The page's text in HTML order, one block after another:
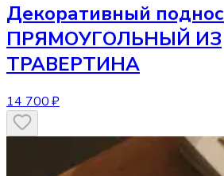
Декоративный поднос
ПРЯМОУГОЛЬНЫЙ ИЗ
ТРАВЕРТИНА
14 700 ₽